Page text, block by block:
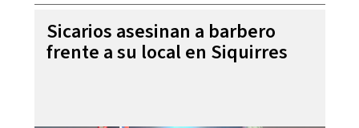
Sicarios asesinan a barbero
frente a su local en Siquirres